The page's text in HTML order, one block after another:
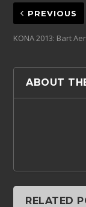
PREVIOUS
KONA 2013: Bart
ABOUT
RELATED